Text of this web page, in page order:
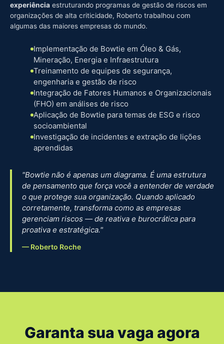
experiência estruturando programas de gestão de riscos em
organizações de alta criticidade, Roberto trabalhou com
algumas das maiores empresas do mundo.
Implementação de Bowtie em Óleo & Gás,
Mineração, Energia e Infraestrutura
Treinamento de equipes de segurança,
engenharia e gestão de risco
Integração de Fatores Humanos e Organizacionais
(FHO) em análises de risco
Aplicação de Bowtie para temas de ESG e risco
socioambiental
Investigação de incidentes e extração de lições
aprendidas
"Bowtie não é apenas um diagrama. É uma estrutura
de pensamento que força você a entender de verdade
o que protege sua organização. Quando aplicado
corretamente, transforma como as empresas
gerenciam riscos — de reativa e burocrática para
proativa e estratégica."
— Roberto Roche
Garanta sua vaga agora